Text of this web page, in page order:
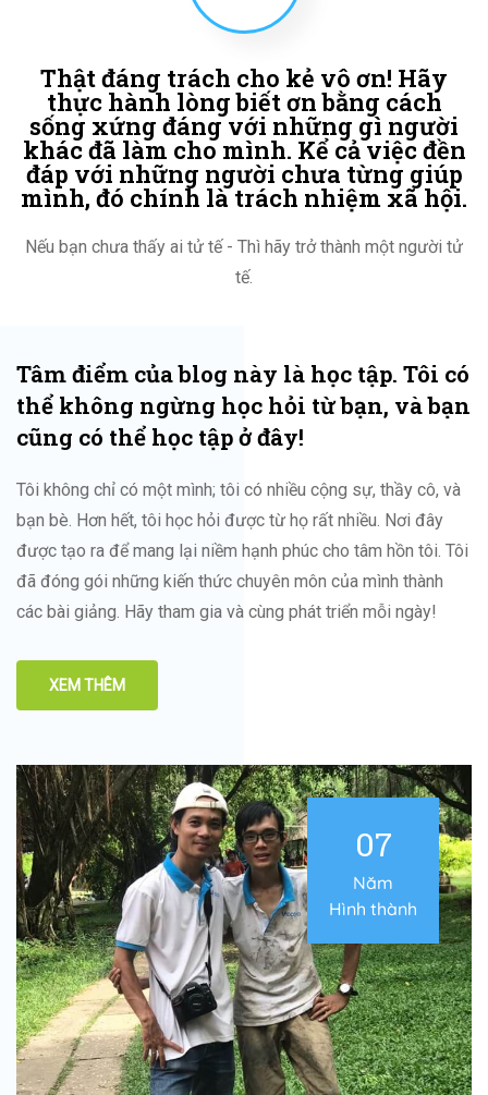
Thật đáng trách cho kẻ vô ơn! Hãy
thực hành lòng biết ơn bằng cách
sống xứng đáng với những gì người
khác đã làm cho mình. Kể cả việc đền
đáp với những người chưa từng giúp
mình, đó chính là trách nhiệm xã hội.
Nếu bạn chưa thấy ai tử tế - Thì hãy trở thành một người tử
tế.
Tâm điểm của blog này là học tập. Tôi có
thể không ngừng học hỏi từ bạn, và bạn
cũng có thể học tập ở đây!
Tôi không chỉ có một mình; tôi có nhiều cộng sự, thầy cô, và
bạn bè. Hơn hết, tôi học hỏi được từ họ rất nhiều. Nơi đây
được tạo ra để mang lại niềm hạnh phúc cho tâm hồn tôi. Tôi
đã đóng gói những kiến thức chuyên môn của mình thành
các bài giảng. Hãy tham gia và cùng phát triển mỗi ngày!
XEM THÊM
07
Năm
Hình thành